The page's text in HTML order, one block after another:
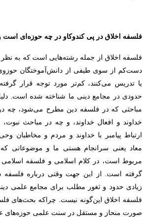
فلسفه اخلاق در پی کندوکاو در چه حوزه‌ای است
فلسفه اخلاق از جمله رشته‌هایی است که به
دست‌کم از سوی طیفی از دانش‌آموختگان
یا تدریس می‌کنند، کم‌تر مورد توجه قرار
حدودی در مجامع دینی ما شناخته شده است.
مباحثی که در فلسفه دین مطرح می‌شود، چه
خداوند و افعال خداوند، و چه در مباحث
ارتباط پیامبر با خداوند و مردم و مخاطبان
معاد یعنی سرانجام هستی ما و موضوعاتی
مربوط است، در کلام اسلامی و فلسفه اسلامی
گرفته است. از این جهت وقتی درباره فلسفه
زیادی حدود و ثغور مطلب برای مجامع علمی
فلسفه اخلاق این‌گونه نیست. چراکه بحث‌های
صورت منحاز و مستقل در سنت علمی حوزه‌های